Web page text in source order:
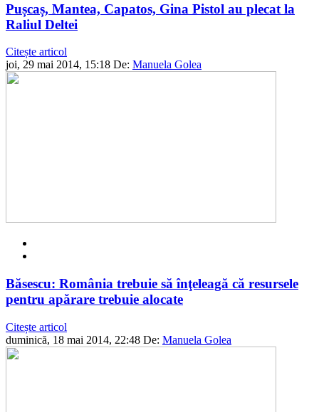
Pușcaș, Mantea, Capatos, Gina Pistol au plecat la
Raliul Deltei
Citește articol
joi, 29 mai 2014, 15:18 De: Manuela Golea
Băsescu: România trebuie să înţeleagă că resursele
pentru apărare trebuie alocate
Citește articol
duminică, 18 mai 2014, 22:48 De: Manuela Golea